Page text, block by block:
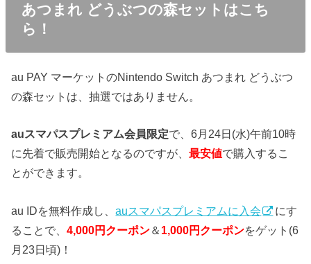
あつまれ どうぶつの森セットはこち
ら！
au PAY マーケットのNintendo Switch あつまれ どうぶつ
の森セットは、抽選ではありません。
auスマパスプレミアム会員限定で、6月24日(水)午前10時
に先着で販売開始となるのですが、最安値で購入するこ
とができます。
au IDを無料作成し、auスマパスプレミアムに入会
にす
ることで、4,000円クーポン＆ 1,000円クーポンをゲット(6
月23日頃)！